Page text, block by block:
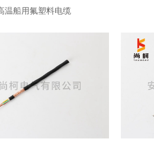
温船用氟塑料电缆